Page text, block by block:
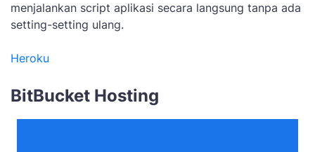
menjalankan script aplikasi secara langsung tanpa ada
setting-setting ulang.
Heroku
BitBucket Hosting